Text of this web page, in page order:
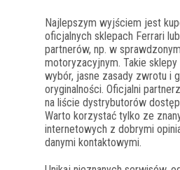
Najlepszym wyjściem jest
oficjalnych sklepach Ferrari
partnerów, np. w
motoryzacyjnym. Takie
wybór, jasne zasady zwrotu i
oryginalności. Oficjalni
na liście dystrybutorów
Warto korzystać tylko ze
internetowych z dobrymi
danymi kontaktowymi.